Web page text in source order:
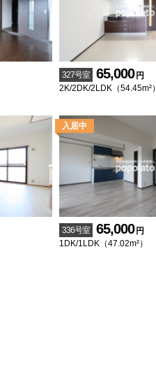
327号室 65,000 円
2K/2DK/2LDK（54.45m²）
336号室 65,000 円
1DK/1LDK（47.02m²）